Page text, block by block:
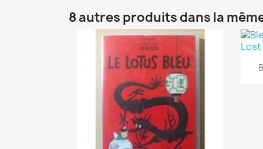
8 autres produits dans la